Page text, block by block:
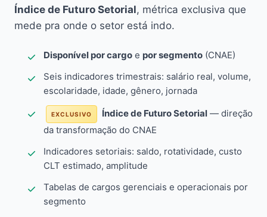
Índice de Futuro Setorial, métrica exclusiva que
mede pra onde o setor está indo.
Disponível por cargo e por segmento (CNAE)
Seis indicadores trimestrais: salário real, volume,
escolaridade, idade, gênero, jornada
EXCLUSIVO Índice de Futuro Setorial — direção
da transformação do CNAE
Indicadores setoriais: saldo, rotatividade, custo
CLT estimado, amplitude
Tabelas de cargos gerenciais e operacionais por
segmento